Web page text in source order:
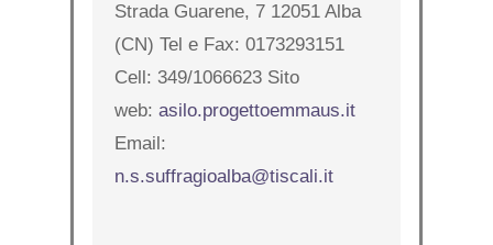
Strada Guarene, 7 12051 Alba
(CN) Tel e Fax: 0173293151
Cell: 349/1066623 Sito
web: asilo.progettoemmaus.it
Email:
n.s.suffragioalba@tiscali.it